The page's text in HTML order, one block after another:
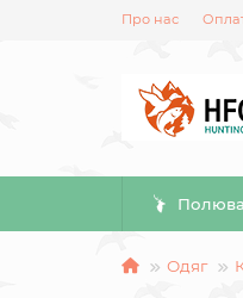
Про нас
Одяг